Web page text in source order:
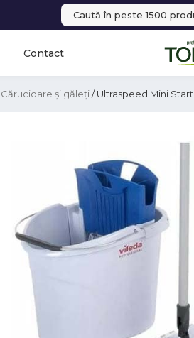
Contact
Cărucioare și găleți/ Ultraspeed Mini